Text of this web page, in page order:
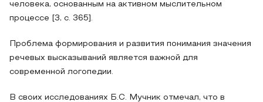
человека, основанным на активном мыслительном
процессе [3, с. 365].
Проблема формирования и развития понимания значения
речевых высказываний является важной для
современной логопедии.
В своих исследованиях Б.С. Мучник отмечал, что в